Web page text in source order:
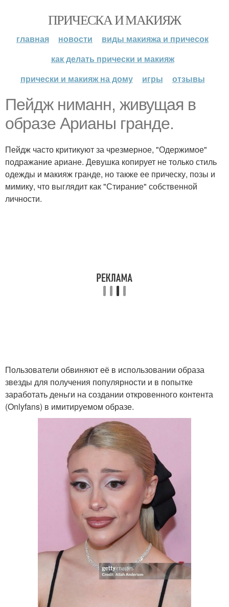
ПРИЧЕСКА И МАКИЯЖ
главная новости
виды макияжа и причесок
как делать прически и макияж
прически и макияж на дому
игры отзывы
Пейдж ниманн, живущая в
образе Арианы гранде.
Пейдж часто критикуют за чрезмерное, "Одержимое"
подражание ариане. Девушка копирует не только стиль
одежды и макияж гранде, но также ее прическу, позы и
мимику, что выглядит как "Стирание" собственной
личности.
Пользователи обвиняют её в использовании образа
звезды для получения популярности и в попытке
заработать деньги на создании откровенного контента
(Onlyfans) в имитируемом образе.